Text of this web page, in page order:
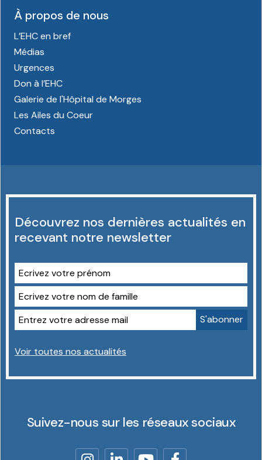
À propos de nous
L’EHC en bref
Médias
Urgences
Don à l’EHC
Galerie de l'Hôpital de Morges
Les Ailes du Coeur
Contacts
Découvrez nos dernières actualités en
recevant notre newsletter
Voir toutes nos actualités
Suivez-nous sur les réseaux sociaux